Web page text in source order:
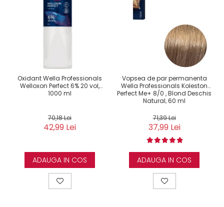
Oxidant Wella Professionals
Welloxon Perfect 6% 20 vol,
1000 ml
70,18 Lei
42,99 Lei
ADAUGA IN COS
Vopsea de par permanenta
Wella Professionals Koleston
Perfect Me+ 8/0 , Blond Deschis
Natural, 60 ml
71,39 Lei
37,99 Lei
ADAUGA IN COS